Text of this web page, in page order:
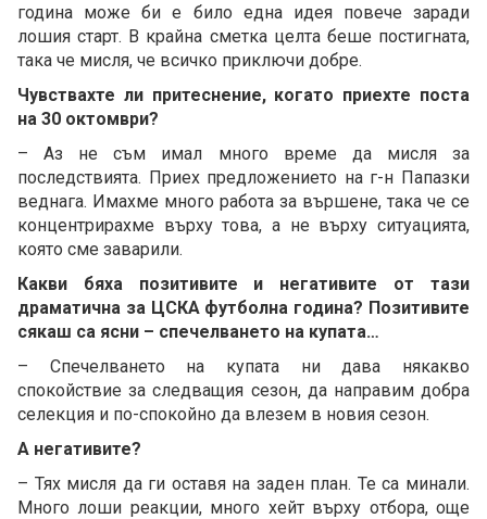
година може би е било една идея повече заради
лошия старт. В крайна сметка целта беше постигната,
така че мисля, че всичко приключи добре.
Чувствахте ли притеснение, когато приехте поста
на 30 октомври?
– Аз не съм имал много време да мисля за
последствията. Приех предложението на г-н Папазки
веднага. Имахме много работа за вършене, така че се
концентрирахме върху това, а не върху ситуацията,
която сме заварили.
Какви бяха позитивите и негативите от тази
драматична за ЦСКА футболна година? Позитивите
сякаш са ясни – спечелването на купата…
– Спечелването на купата ни дава някакво
спокойствие за следващия сезон, да направим добра
селекция и по-спокойно да влезем в новия сезон.
А негативите?
– Тях мисля да ги оставя на заден план. Те са минали.
Много лоши реакции, много хейт върху отбора, още